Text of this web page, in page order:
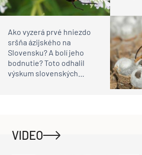
Ako vyzerá prvé hniezdo
sršňa ázijského na
Slovensku? A bolí jeho
bodnutie? Toto odhalil
výskum slovenských
VIDEO